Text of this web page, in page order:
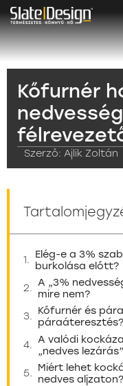
Kőfurnér
Szerző: Ajlik Zoltán
Elég-e a 3%
burkolása előtt?
A „3%
mire nem?
Kőfurnér és
páraáteresztés?
A valódi
„nedves lezárás”
Miért lehet
nedves aljzaton?